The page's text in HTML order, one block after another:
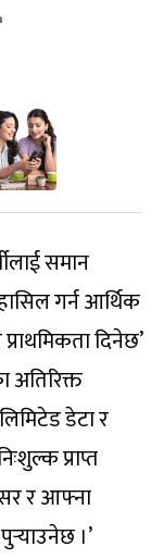
समान
गर्न आर्थिक
दिनेछ’
अतिरिक्त
डेटा र
प्राप्त
र आफ्ना
।’